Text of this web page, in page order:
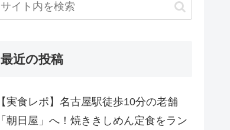
最近の投稿
【実食レポ】名古屋駅徒歩10分の老舗
「朝日屋」へ！焼ききしめん定食をラン